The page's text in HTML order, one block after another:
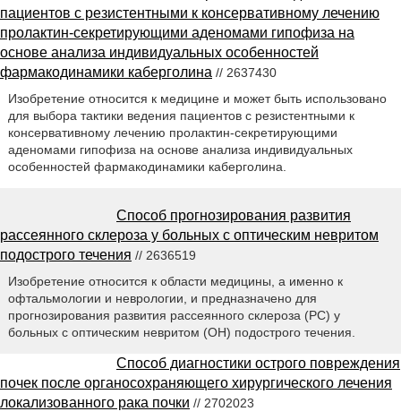
пациентов с резистентными к консервативному лечению
пролактин-секретирующими аденомами гипофиза на
основе анализа индивидуальных особенностей
фармакодинамики каберголина // 2637430
Изобретение относится к медицине и может быть использовано
для выбора тактики ведения пациентов с резистентными к
консервативному лечению пролактин-секретирующими
аденомами гипофиза на основе анализа индивидуальных
особенностей фармакодинамики каберголина.
Способ прогнозирования развития
рассеянного склероза у больных с оптическим невритом
подострого течения // 2636519
Изобретение относится к области медицины, а именно к
офтальмологии и неврологии, и предназначено для
прогнозирования развития рассеянного склероза (PC) у
больных с оптическим невритом (ОН) подострого течения.
Способ диагностики острого повреждения
почек после органосохраняющего хирургического лечения
локализованного рака почки // 2702023